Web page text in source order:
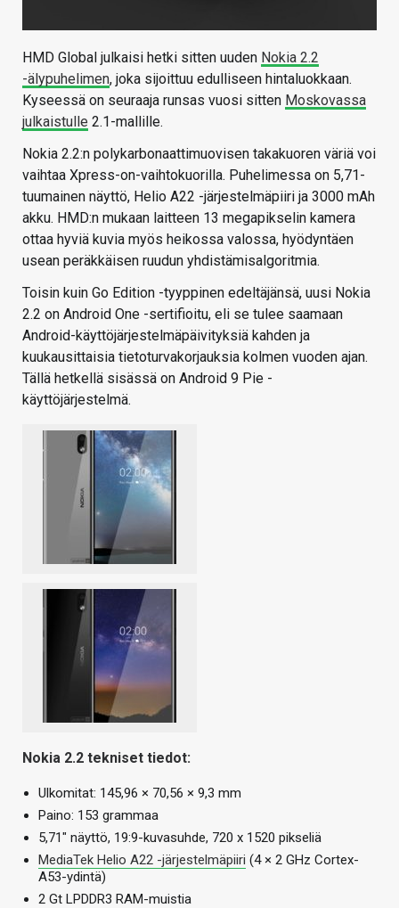
HMD Global julkaisi hetki sitten uuden Nokia 2.2
-älypuhelimen, joka sijoittuu edulliseen hintaluokkaan.
Kyseessä on seuraaja runsas vuosi sitten Moskovassa
julkaistulle 2.1-mallille.
Nokia 2.2:n polykarbonaattimuovisen takakuoren väriä voi
vaihtaa Xpress-on-vaihtokuorilla. Puhelimessa on 5,71-
tuumainen näyttö, Helio A22 -järjestelmäpiiri ja 3000 mAh
akku. HMD:n mukaan laitteen 13 megapikselin kamera
ottaa hyviä kuvia myös heikossa valossa, hyödyntäen
usean peräkkäisen ruudun yhdistämisalgoritmia.
Toisin kuin Go Edition -tyyppinen edeltäjänsä, uusi Nokia
2.2 on Android One -sertifioitu, eli se tulee saamaan
Android-käyttöjärjestelmäpäivityksiä kahden ja
kuukausittaisia tietoturvakorjauksia kolmen vuoden ajan.
Tällä hetkellä sisässä on Android 9 Pie -
käyttöjärjestelmä.
Nokia 2.2 tekniset tiedot:
Ulkomitat: 145,96 × 70,56 × 9,3 mm
Paino: 153 grammaa
5,71″ näyttö, 19:9-kuvasuhde, 720 x 1520 pikseliä
MediaTek Helio A22 -järjestelmäpiiri (4 × 2 GHz Cortex-
A53-ydintä)
2 Gt LPDDR3 RAM-muistia